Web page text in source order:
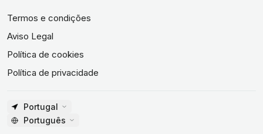
Termos e condições
Aviso Legal
Política de cookies
Política de privacidade
Portugal
Português